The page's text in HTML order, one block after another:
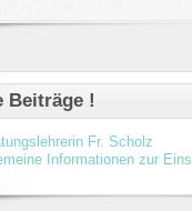
Beiträge !
Fr. Scholz
Informationen zur